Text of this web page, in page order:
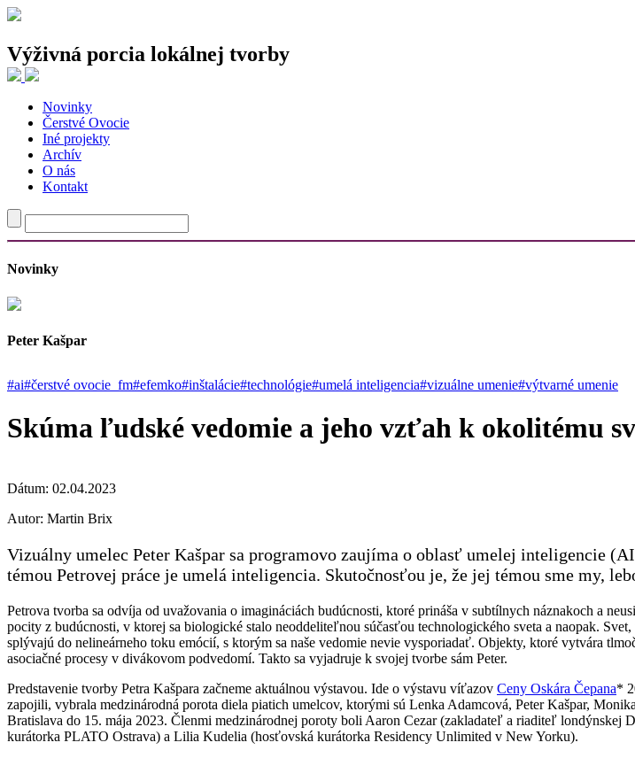
Výživná porcia lokálnej tvorby
Najnovšie články
Traja tvorcovia, jeden spoločný experiment
Nie je to chaos. Len už nie ste cieľová skupina.
Odev ako priestor pre vlastný príbeh
Od fotografie cez oblečenie k budovaniu komunít a späť
Najnovšie komentáre
Novinky
Čerstvé Ovocie
Iné projekty
Archív
O nás
Kontakt
Novinky
Peter Kašpar
#ai#čerstvé ovocie_fm#efemko#inštalácie#technológie#umelá inteligencia#vizuálne umenie#výtvarné umenie
Skúma ľudské vedomie a jeho vzťah k okolitému
Dátum: 02.04.2023
Autor: Martin Brix
Vizuálny umelec Peter Kašpar sa programovo zaujíma o oblasť umelej inteligencie
témou Petrovej práce je umelá inteligencia. Skutočnosťou je, že jej témou sme my,
Petrova tvorba sa odvíja od uvažovania o imagináciách budúcnosti, ktoré prináša v subtílnych náznakoch a
pocity z budúcnosti, v ktorej sa biologické stalo neoddeliteľnou súčasťou technologického sveta a naopak.
splývajú do nelineárneho toku emócií, s ktorým sa naše vedomie nevie vysporiadať. Objekty, ktoré vytvára
asociačné procesy v divákovom podvedomí. Takto sa vyjadruje k svojej tvorbe sám Peter.
Predstavenie tvorby Petra Kašpara začneme aktuálnou výstavou. Ide o výstavu víťazov Ceny Oskára Čepana*
zapojili, vybrala medzinárodná porota diela piatich umelcov, ktorými sú Lenka Adamcová, Peter Kašpar,
Bratislava do 15. mája 2023. Členmi medzinárodnej poroty boli Aaron Cezar (zakladateľ a riaditeľ
kurátorka PLATO Ostrava) a Lilia Kudelia (hosťovská kurátorka Residency Unlimited v New Yorku).